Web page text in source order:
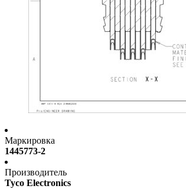
Маркировка
1445773-2
Производитель
Tyco Electronics